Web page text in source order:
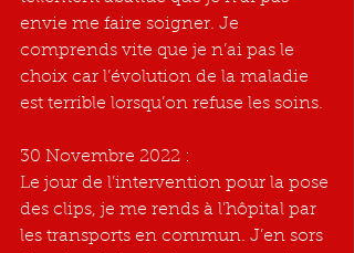
envie me faire soigner. Je
comprends vite que je n’ai pas le
choix car l’évolution de la maladie
est terrible lorsqu’on refuse les soins.
30 Novembre 2022 :
Le jour de l’intervention pour la pose
des clips, je me rends à l’hôpital par
les transports en commun. J’en sors